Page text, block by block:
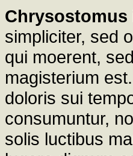
Chrysostomus
simpliciter, sed
qui moerent,
magisterium
doloris sui
consumuntur,
solis luctibus